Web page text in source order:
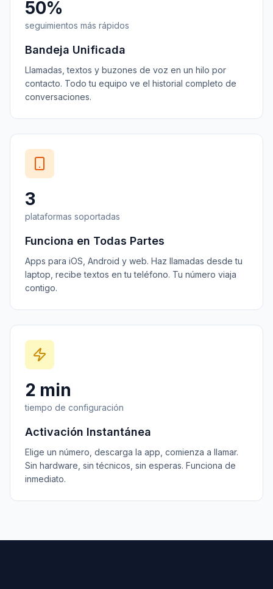
50%
seguimientos más rápidos
Bandeja Unificada
Llamadas, textos y buzones de voz en un hilo por
contacto. Todo tu equipo ve el historial completo de
conversaciones.
3
plataformas soportadas
Funciona en Todas Partes
Apps para iOS, Android y web. Haz llamadas desde tu
laptop, recibe textos en tu teléfono. Tu número viaja
contigo.
2 min
tiempo de configuración
Activación Instantánea
Elige un número, descarga la app, comienza a llamar.
Sin hardware, sin técnicos, sin esperas. Funciona de
inmediato.